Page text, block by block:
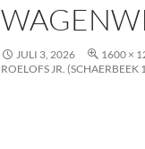
JULI 3, 2026 1600 ×
ROELOFS JR.